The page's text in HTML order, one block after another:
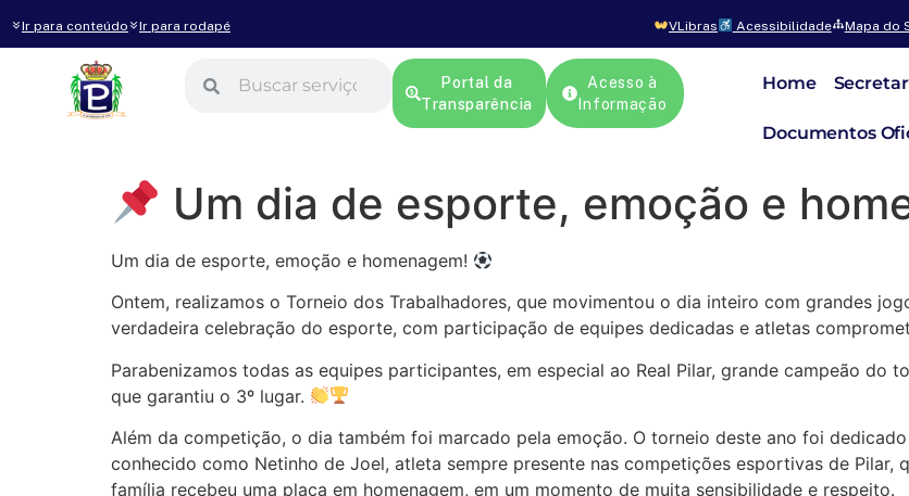
Ir para conteúdo Ir para rodapé VLibras Acessibilidade Mapa do
Portal da
Transparência
Acesso à
Informação
Home
Documentos
Um dia de esporte, emoção e
Um dia de esporte, emoção e homenagem!
Ontem, realizamos o Torneio dos Trabalhadores, que movimentou o dia inteiro com grandes
verdadeira celebração do esporte, com participação de equipes dedicadas e atletas
Parabenizamos todas as equipes participantes, em especial ao Real Pilar, grande campeão do
que garantiu o 3º lugar.
Além da competição, o dia também foi marcado pela emoção. O torneio deste ano foi
conhecido como Netinho de Joel, atleta sempre presente nas competições esportivas de Pilar,
família recebeu uma placa em homenagem, em um momento de muita sensibilidade e respeito.